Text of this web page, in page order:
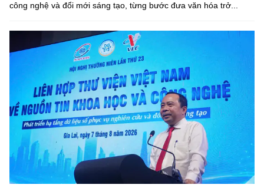
công nghệ và đổi mới sáng tạo, từng bước đưa văn hóa trở...